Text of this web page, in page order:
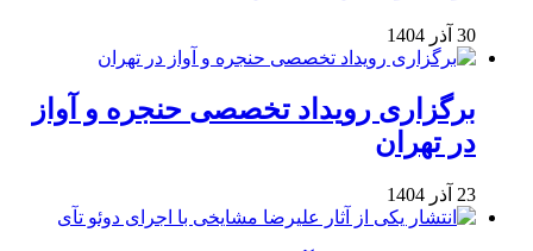
30 آذر 1404
برگزاری رویداد تخصصی حنجره و آواز
در تهران
23 آذر 1404